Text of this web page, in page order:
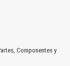
Componentes y